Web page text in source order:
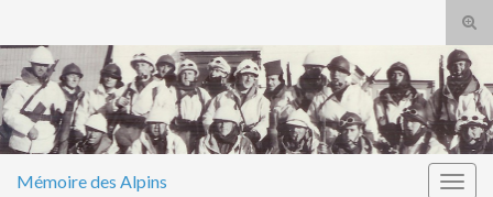
Search for:
Mémoire des Alpins